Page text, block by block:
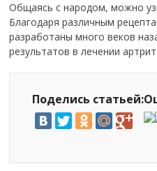
Общаясь с народом, можно
Благодаря различным
разработаны много веков
результатов в лечении
Поделись статьей: